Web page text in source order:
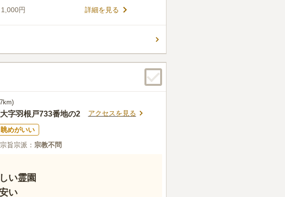
休です。墓域には、4,000以上もの区画が並んでい
なので、「福岡市内に住所または本籍がある」
地または納骨堂から改葬を予定している」方が
宗教不問で利用できるので、信仰を大切にした
すすめです。
い丘にあり、比較的に都心から近い、だけども自
どうなるのか心配でもある。
1,000円 詳細を見る
)
字羽根戸733番地の2 アクセスを見る
眺めがいい
旨宗派： 宗教不問
い霊園
い